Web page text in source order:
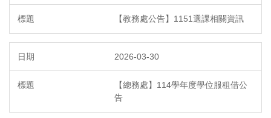
【教務處公告】1151選課相關資訊
2026-03-30
【總務處】114學年度學位服租借公
告